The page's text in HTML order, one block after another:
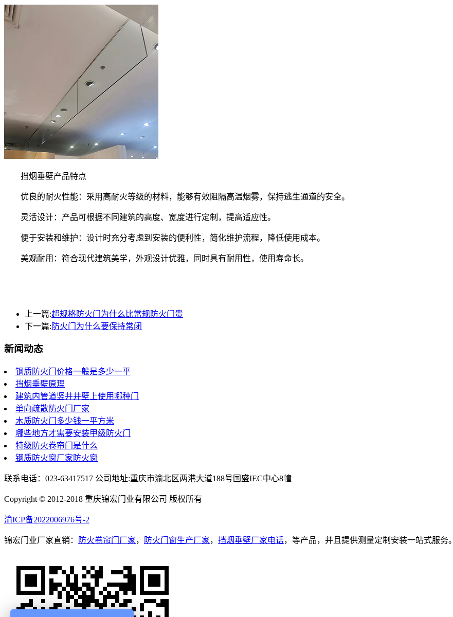
挡烟垂壁产品特点
优良的耐火性能：采用高耐火等级的材料，能够有效阻隔高温烟雾，保持逃生通道的安全。
灵活设计：产品可根据不同建筑的高度、宽度进行定制，提高适应性。
便于安装和维护：设计时充分考虑到安装的便利性，简化维护流程，降低使用成本。
美观耐用：符合现代建筑美学，外观设计优雅，同时具有耐用性，使用寿命长。
上一篇:超规格防火门为什么比常规防火门贵
下一篇: 防火门为什么要保持常闭
新闻动态
钢质防火门价格一般是多少一平
挡烟垂壁原理
建筑内管道竖井井壁上使用哪种门
单向疏散防火门厂家
木质防火门多少钱一平方米
哪些地方才需要安装甲级防火门
特级防火卷帘门是什么
钢质防火窗厂家防火窗
联系电话：023-63417517 公司地址:重庆市渝北区两港大道188号国盛IEC中心8幢
Copyright © 2012-2018 重庆锦宏门业有限公司 版权所有
渝ICP备2022006976号-2
锦宏门业厂家直销： 防火卷帘门厂家， 防火门窗生产厂家， 挡烟垂壁厂家电话，等产品，并且提供测量定制安装一站式服务。